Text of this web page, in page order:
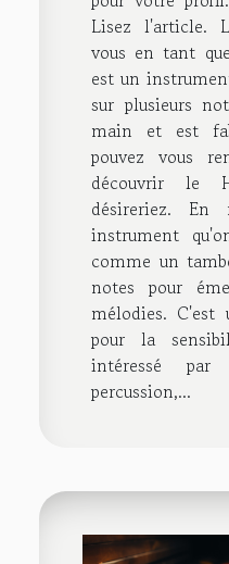
Lisez l'article.
vous en tant
est un
sur plusieurs
main et est
pouvez vous
découvrir le
désireriez.
instrument
comme un
notes pour
mélodies. C'est
pour la
intéressé
percussion,...